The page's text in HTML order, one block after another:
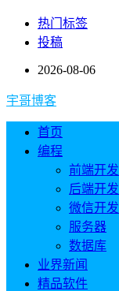
热门标签
投稿
2026-08-06
宇哥博客
首页
编程
前端开发
后端开发
微信开发
服务器
数据库
业界新闻
精品软件